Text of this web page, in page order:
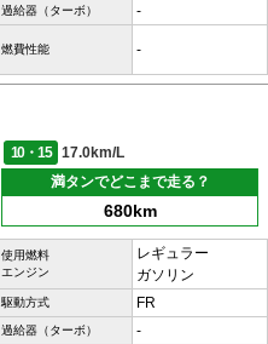
過給器（ターボ） -
燃費性能 -
10・15
17.0km/L
満タンでどこまで走る？
680km
使用燃料
エンジン
レギュラー
ガソリン
駆動方式 FR
過給器（ターボ） -